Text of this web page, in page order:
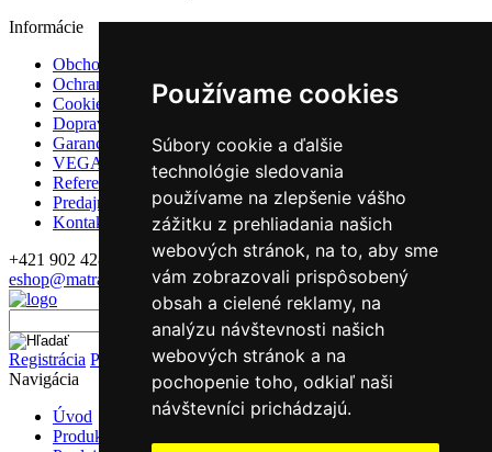
Používame cookies
Súbory cookie a ďalšie
technológie sledovania
používame na zlepšenie vášho
zážitku z prehliadania našich
webových stránok, na to, aby sme
vám zobrazovali prispôsobený
obsah a cielené reklamy, na
analýzu návštevnosti našich
webových stránok a na
pochopenie toho, odkiaľ naši
návštevníci prichádzajú.
Informácie
Obchodné podmienky
Ochrana osobných údajov
Cookies
Doprava
Garancie a záruky
VEGAS Group
Referencie
Predajne
Kontakt
+421 902 428 992
eshop@matrace-vegas.sk
Vyhľadávanie
Registrácia Prihlásenie
Navigácia
Úvod
Produkty